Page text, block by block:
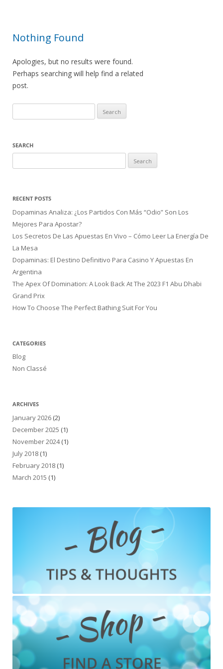
Nothing Found
Apologies, but no results were found.
Perhaps searching will help find a related
post.
for:
SEARCH
for:
RECENT POSTS
Dopaminas Analiza: ¿Los Partidos Con Más “Odio” Son Los
Mejores Para Apostar?
Los Secretos De Las Apuestas En Vivo – Cómo Leer La Energía De
La Mesa
Dopaminas: El Destino Definitivo Para Casino Y Apuestas En
Argentina
The Apex Of Domination: A Look Back At The 2023 F1 Abu Dhabi
Grand Prix
How To Choose The Perfect Bathing Suit For You
CATEGORIES
Blog
Non Classé
ARCHIVES
January 2026 (2)
December 2025 (1)
November 2024(1)
July 2018 (1)
February 2018 (1)
March 2015 (1)